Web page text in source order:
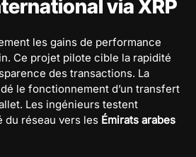
via XRP
les gains de performance
Ce projet pilote cible la rapidité
des transactions. La
le fonctionnement d’un transfert
Les ingénieurs testent
du réseau vers les Émirats arabes